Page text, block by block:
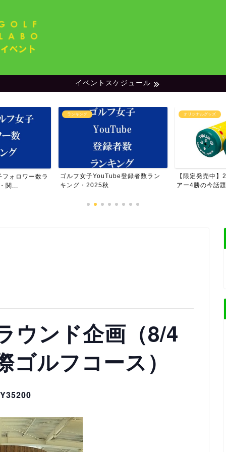
イベントスケジュール
グ
女子YouTube登録者数ラン
2025秋
オリジナルグッズ
【限定発売中】2020年度JLPGAツ
アー4勝の今話題の...
世
ラ
ウンド企画（8/4
ルフコース）